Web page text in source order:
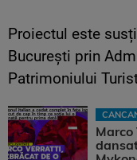
Proiectul este
București prin
Patrimoniului